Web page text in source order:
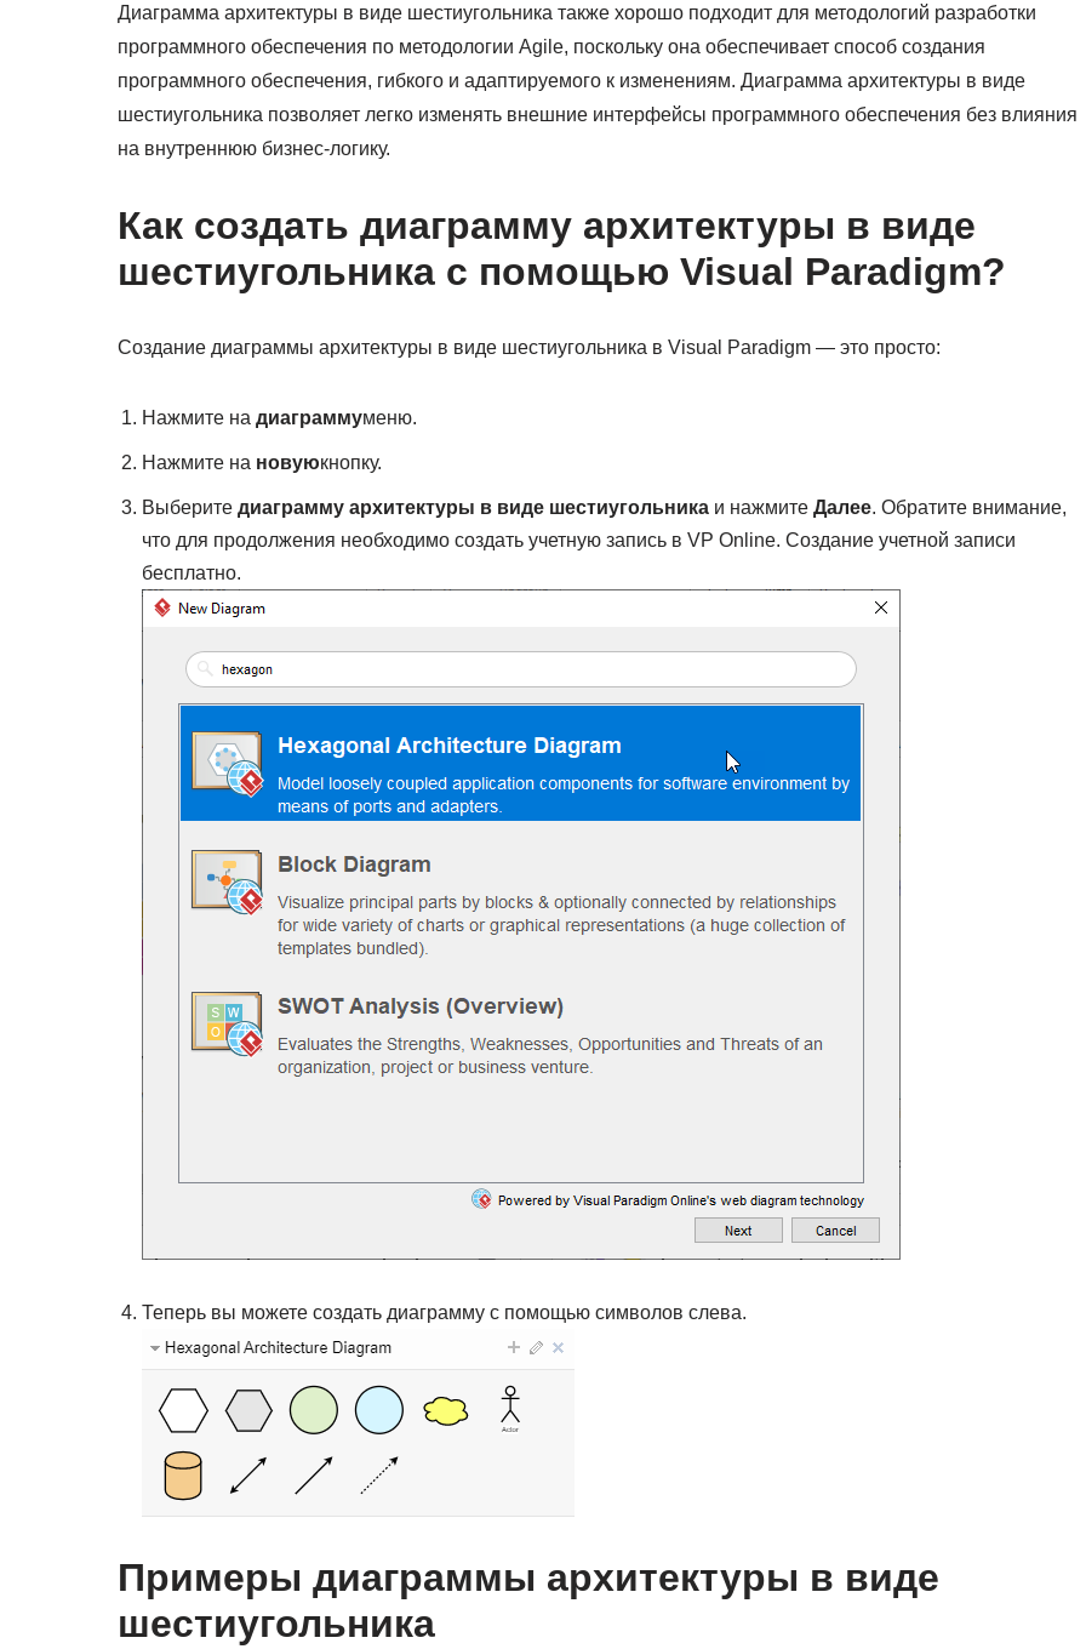
Диаграмма архитектуры в виде шестиугольника также хорошо подходит для методологий разработки
программного обеспечения по методологии Agile, поскольку она обеспечивает способ создания
программного обеспечения, гибкого и адаптируемого к изменениям. Диаграмма архитектуры в виде
шестиугольника позволяет легко изменять внешние интерфейсы программного обеспечения без влияния
на внутреннюю бизнес-логику.
Как создать диаграмму архитектуры в виде
шестиугольника с помощью Visual Paradigm?
Создание диаграммы архитектуры в виде шестиугольника в Visual Paradigm — это просто:
Нажмите на диаграммуменю.
Нажмите на новуюкнопку.
Выберите диаграмму архитектуры в виде шестиугольника и нажмите Далее. Обратите внимание,
что для продолжения необходимо создать учетную запись в VP Online. Создание учетной записи
бесплатно.
Теперь вы можете создать диаграмму с помощью символов слева.
Примеры диаграммы архитектуры в виде
шестиугольника